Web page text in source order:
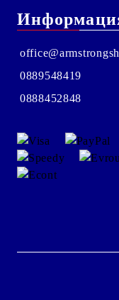
0889548419
0888452848